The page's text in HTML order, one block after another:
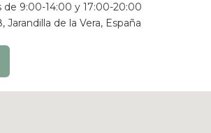
de 9:00-14:00 y 17:00-20:00
Jarandilla de la Vera, España